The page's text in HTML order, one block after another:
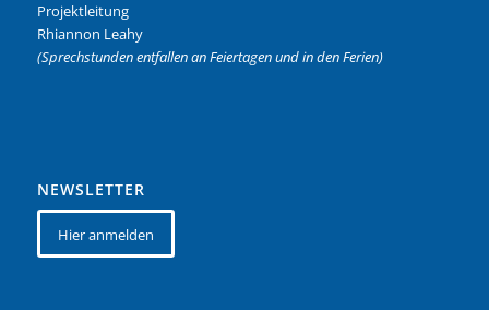
Projektleitung
Rhiannon Leahy
(Sprechstunden entfallen an Feiertagen und in den Ferien)
NEWSLETTER
Hier anmelden